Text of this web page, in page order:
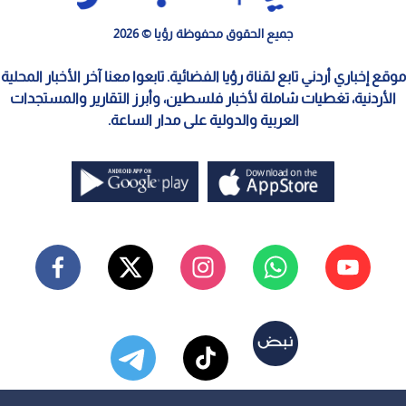
جميع الحقوق محفوظة رؤيا © 2026
موقع إخباري أردني تابع لقناة رؤيا الفضائية. تابعوا معنا آخر الأخبار المحلية
الأردنية، تغطيات شاملة لأخبار فلسطين، وأبرز التقارير والمستجدات
العربية والدولية على مدار الساعة.